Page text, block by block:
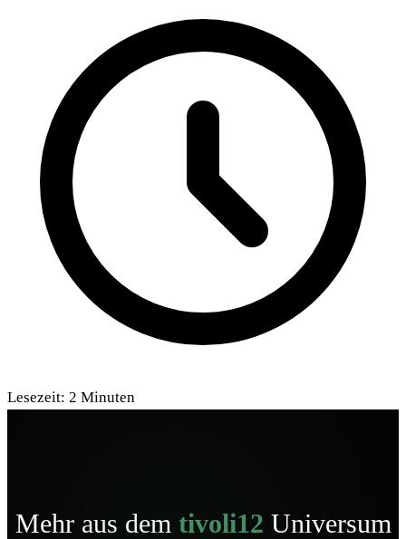
Lesezeit: 2 Minuten
Mehr aus dem tivoli12 Universum